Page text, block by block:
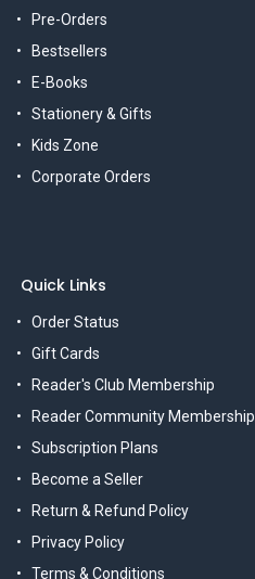
Pre-Orders
Bestsellers
E-Books
Stationery & Gifts
Kids Zone
Corporate Orders
Quick Links
Order Status
Gift Cards
Reader's Club Membership
Reader Community Membership
Subscription Plans
Become a Seller
Return & Refund Policy
Privacy Policy
Terms & Conditions